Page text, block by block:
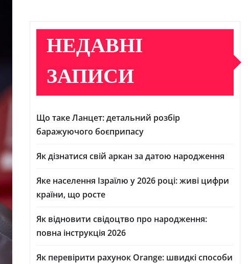
НЕДАВНІ
ЗАПИСИ
Що таке Ланцет: детальний розбір
баражуючого боєприпасу
Як дізнатися свій аркан за датою народження
Яке населення Ізраїлю у 2026 році: живі цифри
країни, що росте
Як відновити свідоцтво про народження:
повна інструкція 2026
Як перевірити рахунок Orange: швидкі способи